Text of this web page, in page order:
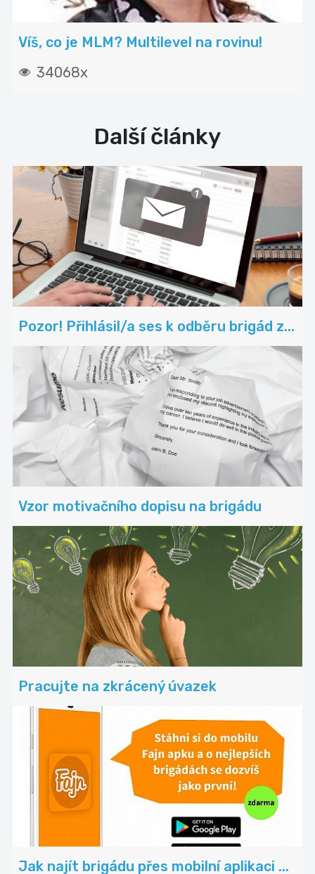
Víš, co je MLM? Multilevel na rovinu!
34068x
Další články
Pozor! Přihlásil/a ses k odběru brigád z...
Vzor motivačního dopisu na brigádu
Pracujte na zkrácený úvazek
Jak najít brigádu přes mobilní aplikaci ...